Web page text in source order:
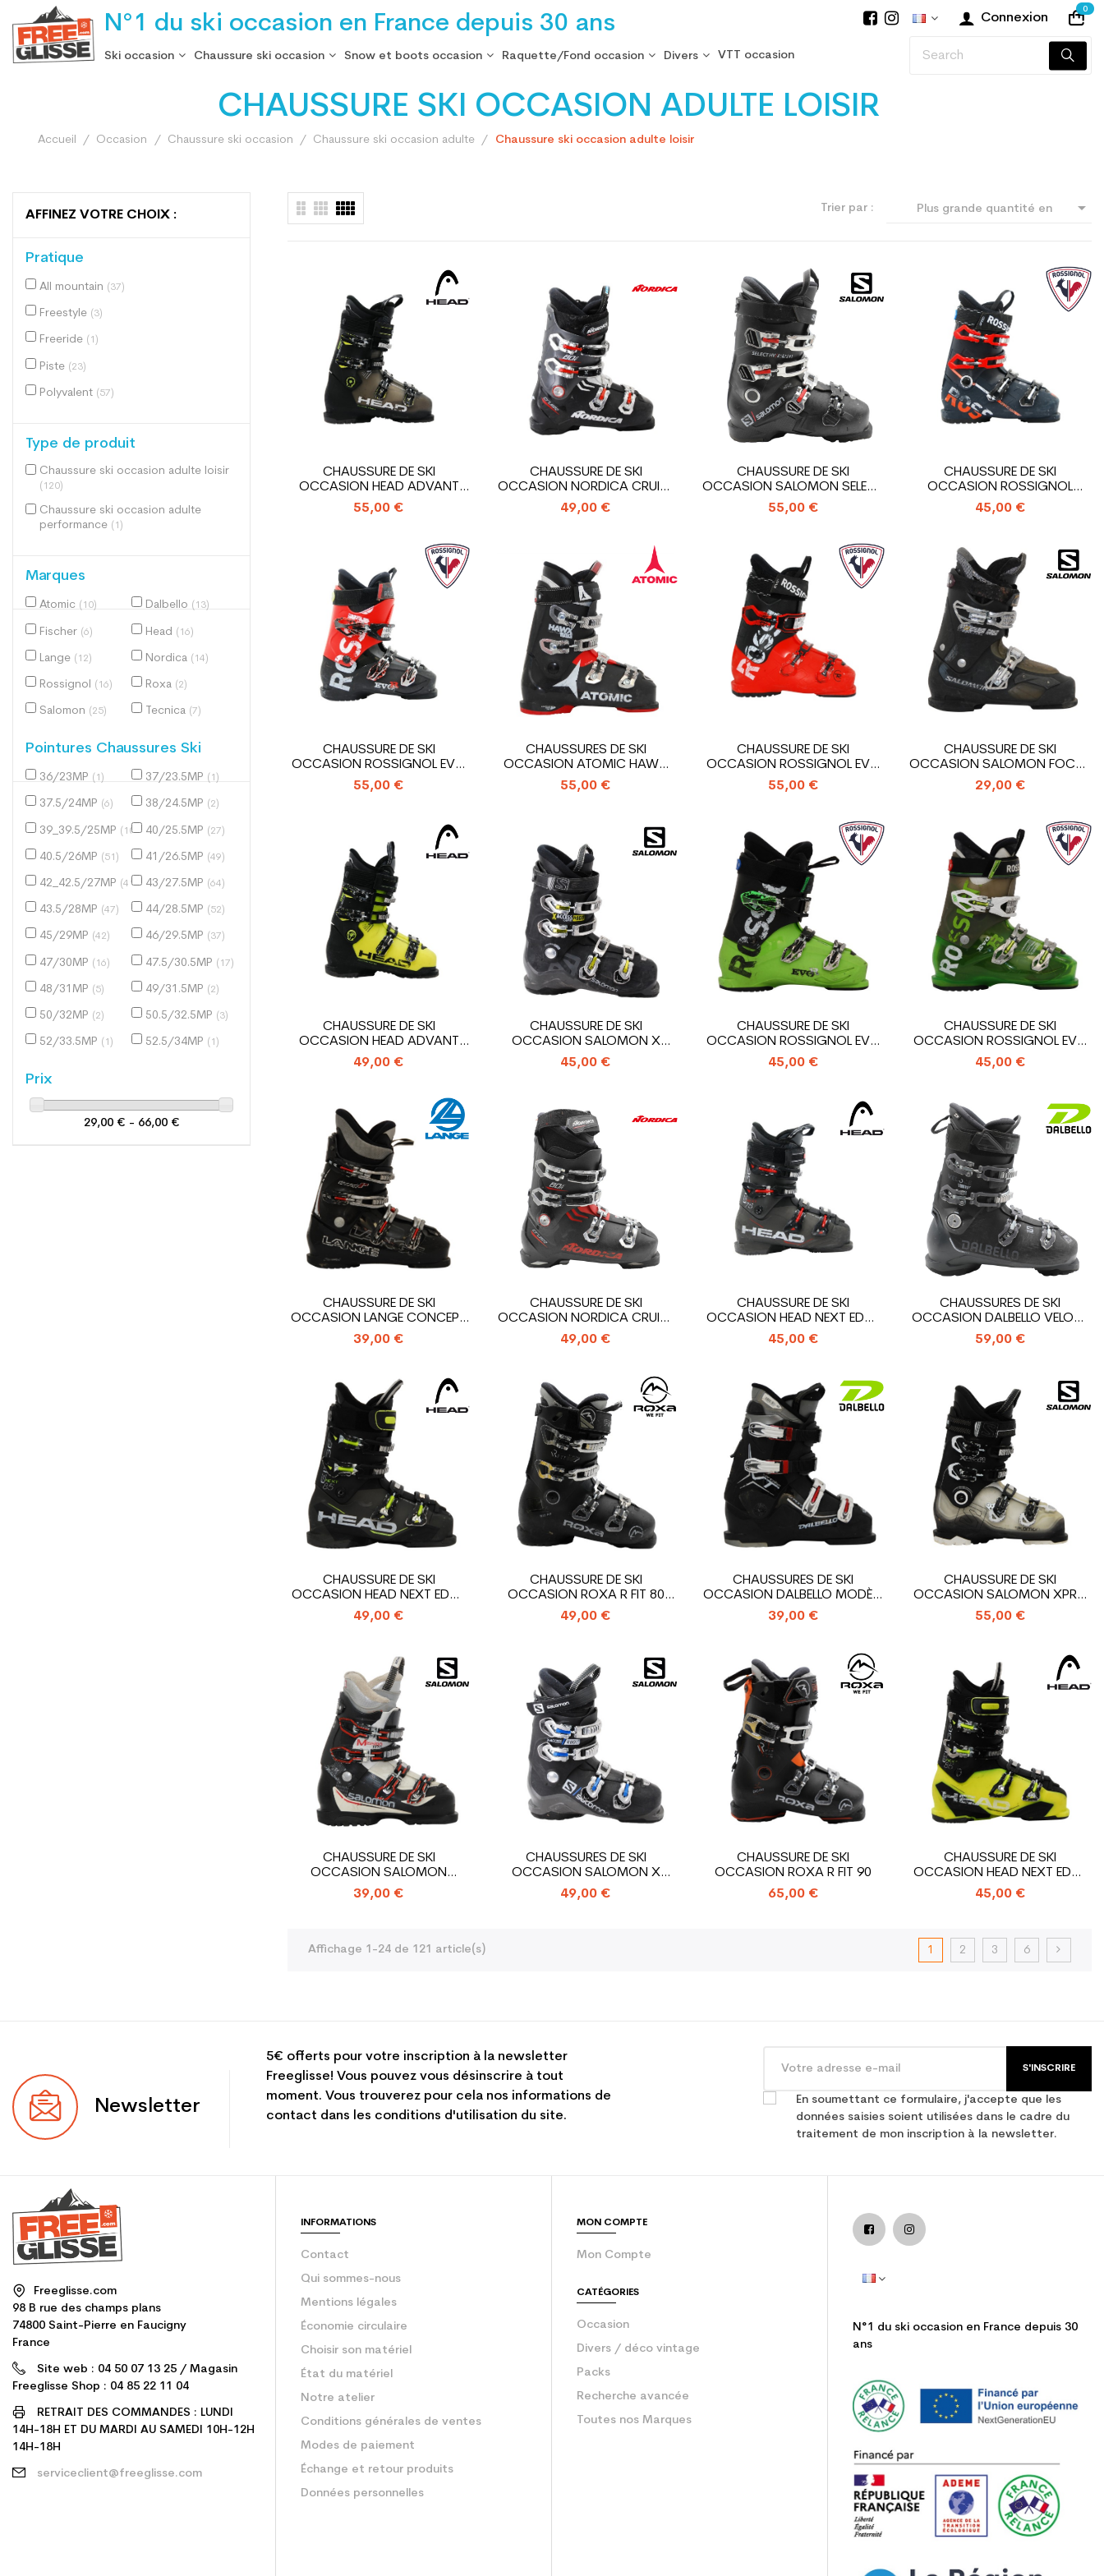
N°1 du ski occasion en France depuis 30 ans Connexion
0
Ski occasion Chaussure ski occasion Snow et boots occasion Raquette/Fond occasion Divers VTT occasion
CHAUSSURE SKI OCCASION ADULTE LOISIR
Accueil Occasion Chaussure ski occasion Chaussure ski occasion adulte Chaussure ski occasion adulte loisir
AFFINEZ VOTRE CHOIX :
Pratique
All mountain (37)
Freestyle (3)
Freeride (1)
Piste (23)
Polyvalent (57)
Type de produit
Chaussure ski occasion adulte loisir
(120)
Chaussure ski occasion adulte
performance (1)
Marques
Atomic (10) Dalbello (13)
Fischer (6) Head (16)
Lange (12) Nordica (14)
Rossignol (16) Roxa (2)
Salomon (25) Tecnica (7)
Pointures Chaussures Ski
36/23MP (1) 37/23.5MP (1)
37.5/24MP (6) 38/24.5MP (2)
39_39.5/25MP (10) 40/25.5MP (27)
40.5/26MP (51) 41/26.5MP (49)
42_42.5/27MP (41) 43/27.5MP (64)
43.5/28MP (47) 44/28.5MP (52)
45/29MP (42) 46/29.5MP (37)
47/30MP (16) 47.5/30.5MP (17)
48/31MP (5) 49/31.5MP (2)
50/32MP (2) 50.5/32.5MP (3)
52/33.5MP (1) 52.5/34MP (1)
Prix
29,00 € - 66,00 €
Trier par : Plus grande quantité en 
CHAUSSURE DE SKI
OCCASION HEAD ADVANT
EDGE 85
55,00 €
CHAUSSURE DE SKI
OCCASION NORDICA CRUISE
80 XR
49,00 €
CHAUSSURE DE SKI
OCCASION SALOMON SELECT
HV R90
55,00 €
CHAUSSURE DE SKI
OCCASION ROSSIGNOL
SPEED RENTAL
45,00 €
CHAUSSURE DE SKI
OCCASION ROSSIGNOL EVO
R
55,00 €
CHAUSSURES DE SKI
OCCASION ATOMIC HAWX
MAGNA R 80/S
55,00 €
CHAUSSURE DE SKI
OCCASION ROSSIGNOL EVO
R
55,00 €
CHAUSSURE DE SKI
OCCASION SALOMON FOCUS
RS
29,00 €
CHAUSSURE DE SKI
OCCASION HEAD ADVANT
EDGE 85
49,00 €
CHAUSSURE DE SKI
OCCASION SALOMON X
ACCESS R80 WIDE
45,00 €
CHAUSSURE DE SKI
OCCASION ROSSIGNOL EVO
R
45,00 €
CHAUSSURE DE SKI
OCCASION ROSSIGNOL EVO
R
45,00 €
CHAUSSURE DE SKI
OCCASION LANGE CONCEPT
R
39,00 €
CHAUSSURE DE SKI
OCCASION NORDICA CRUISE
80 XR
49,00 €
CHAUSSURE DE SKI
OCCASION HEAD NEXT EDGE
75
45,00 €
CHAUSSURES DE SKI
OCCASION DALBELLO VELOCE
LTD
59,00 €
CHAUSSURE DE SKI
OCCASION HEAD NEXT EDGE
85
49,00 €
CHAUSSURE DE SKI
OCCASION ROXA R FIT 80
ULTRALIGHT
49,00 €
CHAUSSURES DE SKI
OCCASION DALBELLO MODÈLE
VANTAGE...
39,00 €
CHAUSSURE DE SKI
OCCASION SALOMON XPRO
R90
55,00 €
CHAUSSURE DE SKI
OCCASION SALOMON
MISSION R70/77/60/550
39,00 €
CHAUSSURES DE SKI
OCCASION SALOMON X
ACCESS R80 WIDE
49,00 €
CHAUSSURE DE SKI
OCCASION ROXA R FIT 90
65,00 €
CHAUSSURE DE SKI
OCCASION HEAD NEXT EDGE
85
45,00 €
Affichage 1-24 de 121 article(s) 1 2 3 6
Newsletter
5€ offerts pour votre inscription à la newsletter
Freeglisse! Vous pouvez vous désinscrire à tout
moment. Vous trouverez pour cela nos informations de
contact dans les conditions d'utilisation du site.
S'INSCRIRE
En soumettant ce formulaire, j'accepte que les
données saisies soient utilisées dans le cadre du
traitement de mon inscription à la newsletter.
Freeglisse.com
98 B rue des champs plans
74800 Saint-Pierre en Faucigny
France
Site web : 04 50 07 13 25 / Magasin
Freeglisse Shop : 04 85 22 11 04
RETRAIT DES COMMANDES : LUNDI
14H-18H ET DU MARDI AU SAMEDI 10H-12H
14H-18H
serviceclient@freeglisse.com
INFORMATIONS
Contact
Qui sommes-nous
Mentions légales
Économie circulaire
Choisir son matériel
État du matériel
Notre atelier
Conditions générales de ventes
Modes de paiement
Échange et retour produits
Données personnelles
MON COMPTE
Mon Compte
CATÉGORIES
Occasion
Divers / déco vintage
Packs
Recherche avancée
Toutes nos Marques
N°1 du ski occasion en France depuis 30
ans